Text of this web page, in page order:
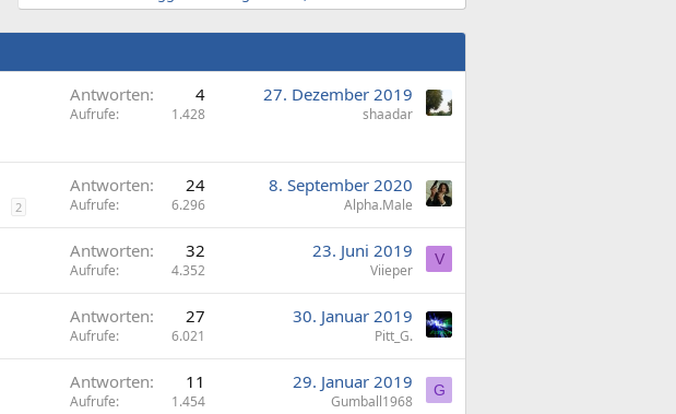
Antworten 4
Aufrufe 1.428
27. Dezember 2019
shaadar
2
Antworten 24
Aufrufe 6.296
8. September 2020
Alpha.Male
Antworten 32
Aufrufe 4.352
23. Juni 2019
Viieper
V
Antworten 27
Aufrufe 6.021
30. Januar 2019
Pitt_G.
Antworten 11
Aufrufe 1.454
29. Januar 2019
Gumball1968
G